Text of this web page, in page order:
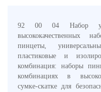
92 00 04 Набор
высококачественных
пинцеты,
пластиковые и
комбинация: наборы
комбинациях в
сумке-скатке для